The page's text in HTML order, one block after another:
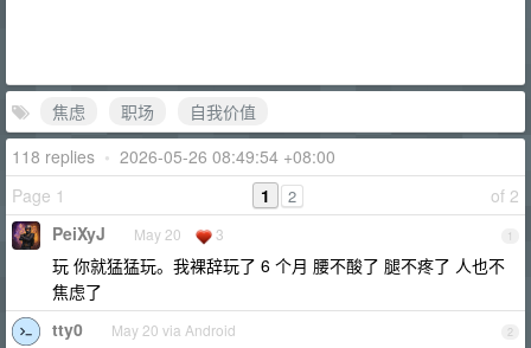
焦虑 职场
自我价值
118 replies • 2026-05-26 08:49:54 +08:00
Page 1
of 2
1 2
1
PeiXyJ May 20 3
玩 你就猛猛玩。我裸辞玩了 6 个月 腰不酸了 腿不疼了 人也不
焦虑了
2
tty0 May 20 via Android